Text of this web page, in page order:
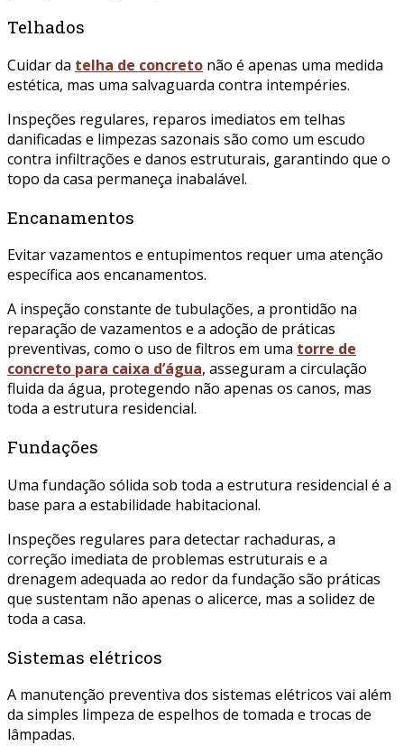
Telhados
Cuidar da telha de concreto não é apenas uma medida
estética, mas uma salvaguarda contra intempéries.
Inspeções regulares, reparos imediatos em telhas
danificadas e limpezas sazonais são como um escudo
contra infiltrações e danos estruturais, garantindo que o
topo da casa permaneça inabalável.
Encanamentos
Evitar vazamentos e entupimentos requer uma atenção
específica aos encanamentos.
A inspeção constante de tubulações, a prontidão na
reparação de vazamentos e a adoção de práticas
preventivas, como o uso de filtros em uma torre de
concreto para caixa d’água, asseguram a circulação
fluida da água, protegendo não apenas os canos, mas
toda a estrutura residencial.
Fundações
Uma fundação sólida sob toda a estrutura residencial é a
base para a estabilidade habitacional.
Inspeções regulares para detectar rachaduras, a
correção imediata de problemas estruturais e a
drenagem adequada ao redor da fundação são práticas
que sustentam não apenas o alicerce, mas a solidez de
toda a casa.
Sistemas elétricos
A manutenção preventiva dos sistemas elétricos vai além
da simples limpeza de espelhos de tomada e trocas de
lâmpadas.